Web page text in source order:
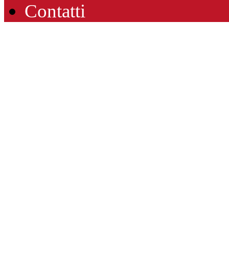
Contatti